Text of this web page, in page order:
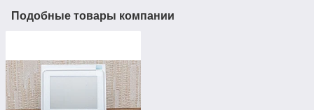
Подобные товары компании